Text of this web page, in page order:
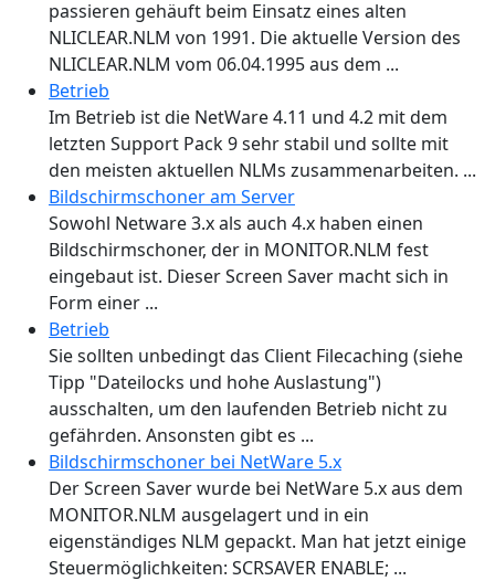
passieren gehäuft beim Einsatz eines alten
NLICLEAR.NLM von 1991. Die aktuelle Version des
NLICLEAR.NLM vom 06.04.1995 aus dem ...
Betrieb
Im Betrieb ist die NetWare 4.11 und 4.2 mit dem
letzten Support Pack 9 sehr stabil und sollte mit
den meisten aktuellen NLMs zusammenarbeiten. ...
Bildschirmschoner am Server
Sowohl Netware 3.x als auch 4.x haben einen
Bildschirmschoner, der in MONITOR.NLM fest
eingebaut ist. Dieser Screen Saver macht sich in
Form einer ...
Betrieb
Sie sollten unbedingt das Client Filecaching (siehe
Tipp "Dateilocks und hohe Auslastung")
ausschalten, um den laufenden Betrieb nicht zu
gefährden. Ansonsten gibt es ...
Bildschirmschoner bei NetWare 5.x
Der Screen Saver wurde bei NetWare 5.x aus dem
MONITOR.NLM ausgelagert und in ein
eigenständiges NLM gepackt. Man hat jetzt einige
Steuermöglichkeiten: SCRSAVER ENABLE; ...